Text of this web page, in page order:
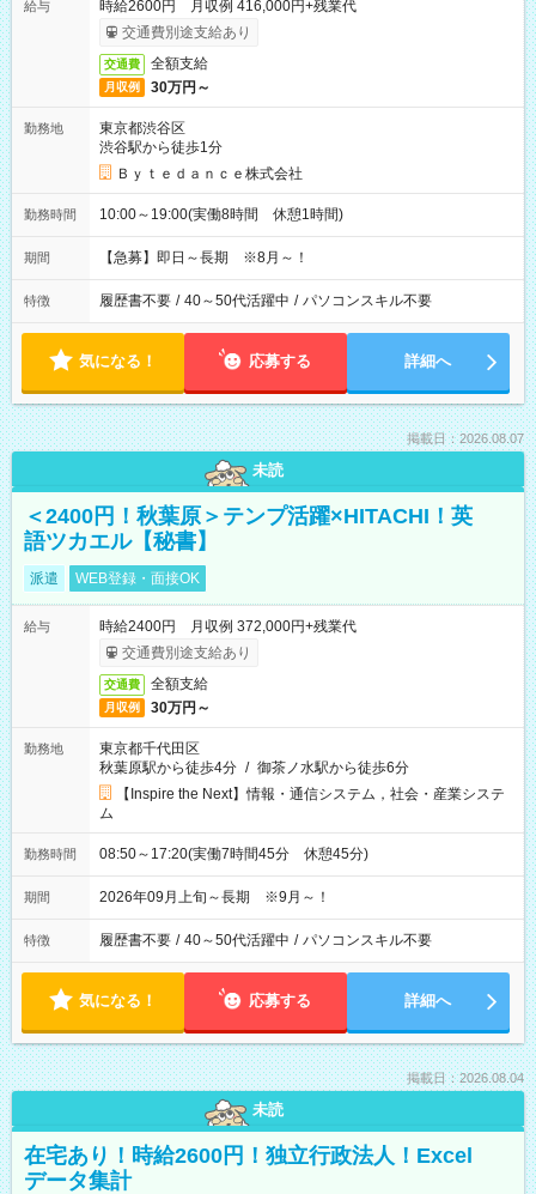
給与
時給2600円 月収例 416,000円+残業代
交通費別途支給あり
交通費 全額支給
月収例 30万円～
勤務地
東京都渋谷区
渋谷駅から徒歩1分
Ｂｙｔｅｄａｎｃｅ株式会社
勤務時間 10:00～19:00(実働8時間 休憩1時間)
期間 【急募】即日～長期 ※8月～！
特徴 履歴書不要 / 40～50代活躍中 / パソコンスキル不要
気になる！ 応募する 詳細へ
掲載日：2026.08.07
未読
＜2400円！秋葉原＞テンプ活躍×HITACHI！英
語ツカエル【秘書】
派遣 WEB登録・面接OK
給与
時給2400円 月収例 372,000円+残業代
交通費別途支給あり
交通費 全額支給
月収例 30万円～
勤務地
東京都千代田区
秋葉原駅から徒歩4分 / 御茶ノ水駅から徒歩6分
【Inspire the Next】情報・通信システム，社会・産業システ
ム
勤務時間 08:50～17:20(実働7時間45分 休憩45分)
期間 2026年09月上旬～長期 ※9月～！
特徴 履歴書不要 / 40～50代活躍中 / パソコンスキル不要
気になる！ 応募する 詳細へ
掲載日：2026.08.04
未読
在宅あり！時給2600円！独立行政法人！Excel
データ集計